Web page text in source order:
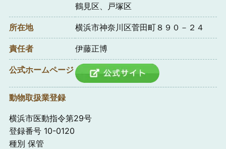
鶴見区、戸塚区
所在地 横浜市神奈川区菅田町８９０－２４
責任者 伊藤正博
公式ホームページ
動物取扱業登録
横浜市医動指令第29号
登録番号 10-0120
種別 保管